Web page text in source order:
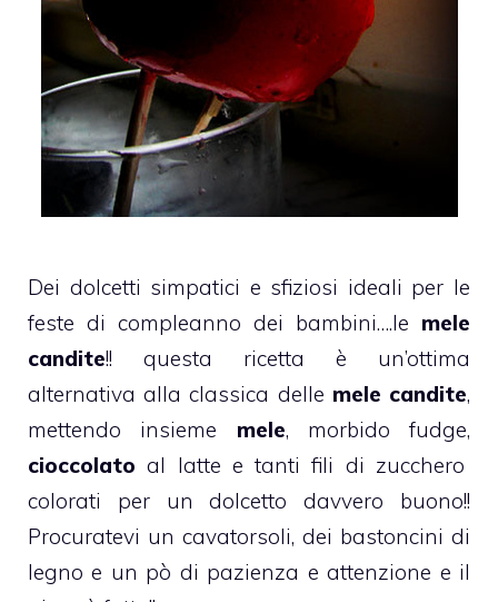
Dei dolcetti simpatici e sfiziosi ideali per le
feste di compleanno dei bambini….le mele
candite!! questa ricetta è un’ottima
alternativa alla classica delle mele candite,
mettendo insieme mele, morbido fudge,
cioccolato al latte e tanti fili di zucchero
colorati per un dolcetto davvero buono!!
Procuratevi un cavatorsoli, dei bastoncini di
legno e un pò di pazienza e attenzione e il